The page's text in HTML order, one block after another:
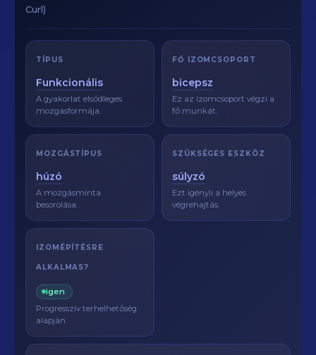
Curl)
TÍPUS
Funkcionális
A gyakorlat elsődleges
mozgásformája.
FŐ IZOMCSOPORT
bicepsz
Ez az izomcsoport végzi a
fő munkát.
MOZGÁSTÍPUS
húzó
A mozgásminta
besorolása.
SZÜKSÉGES ESZKÖZ
súlyzó
Ezt igényli a helyes
végrehajtás.
IZOMÉPÍTÉSRE
ALKALMAS?
igen
Progresszív terhelhetőség
alapján.